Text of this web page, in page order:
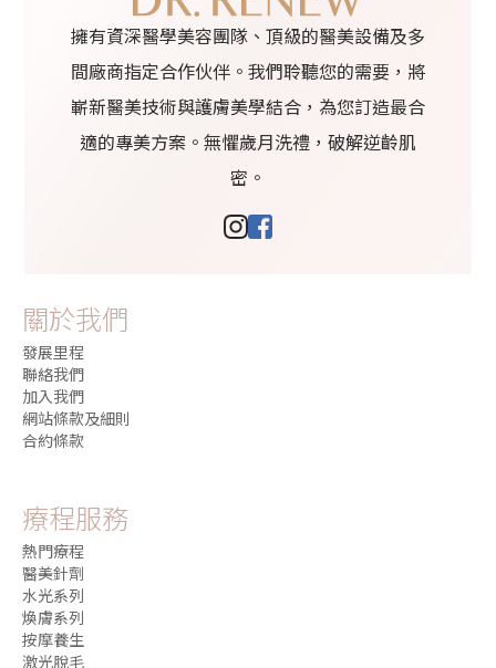
擁有資深醫學美容團隊、頂級的醫美設備及多
間廠商指定合作伙伴。我們聆聽您的需要，將
嶄新醫美技術與護膚美學結合，為您訂造最合
適的專美方案。無懼歲月洗禮，破解逆齡肌
密。
關於我們
發展里程
聯絡我們
加入我們
網站條款及細則
合約條款
療程服務
熱門療程
醫美針劑
水光系列
煥膚系列
按摩養生
激光脫毛